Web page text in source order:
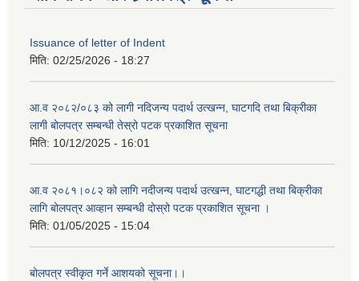
Issuance of letter of Indent
मिति: 02/25/2026 - 18:27
आ.व २०८२/०८३ को लागी नदिजन्य पदार्थ उत्खन्न, घाटगदि तथा बिक्रीका
लागी बोलपत्र सम्बन्धी तेस्रो पटक प्रकाशित सूचना
मिति: 10/12/2025 - 16:01
आ.व २०८१।०८२ को लागि नदीजन्य पदार्थ उत्खन्न, घाटगद्धी तथा बिक्रीका
लागि बोलपत्र आव्हान सम्बन्धी दोस्रो पटक प्रकाशित सूचना ।
मिति: 01/05/2025 - 15:04
बोलपत्र स्वीकृत गर्ने आशयको सूचना।।